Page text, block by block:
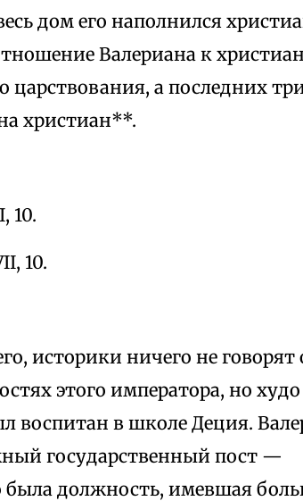
дом его наполнился
Валериана к
царствования, а последних
христиан**.
10.
10.
историки ничего не говорят
этого императора, но
воспитан в школе Деция.
государственный пост —
должность, имевшая